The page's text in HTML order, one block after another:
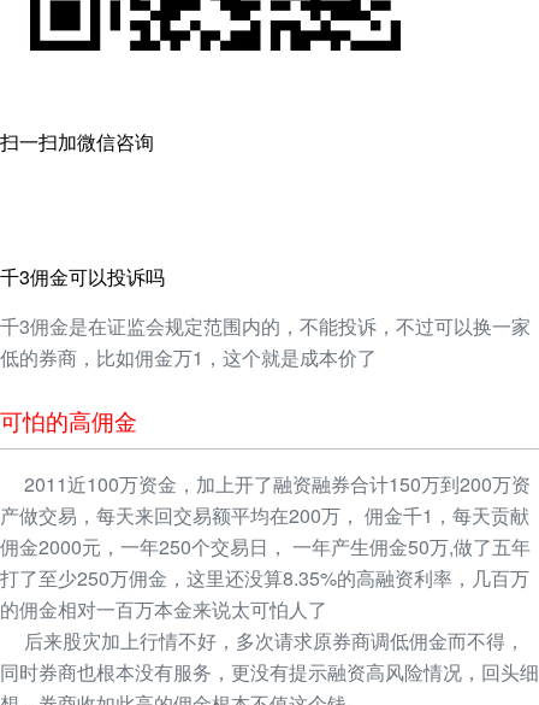
扫一扫加微信咨询
千3佣金可以投诉吗
千3佣金是在证监会规定范围内的，不能投诉，不过可以换一家
低的券商，比如佣金万1，这个就是成本价了
可怕的高佣金
2011近100万资金，加上开了融资融券合计150万到200万资
产做交易，每天来回交易额平均在200万， 佣金千1，每天贡献
佣金2000元，一年250个交易日， 一年产生佣金50万,做了五年
打了至少250万佣金，这里还没算8.35%的高融资利率，几百万
的佣金相对一百万本金来说太可怕人了
后来股灾加上行情不好，多次请求原券商调低佣金而不得，
同时券商也根本没有服务，更没有提示融资高风险情况，回头细